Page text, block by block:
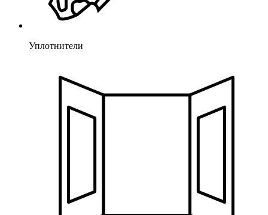
Уплотнители